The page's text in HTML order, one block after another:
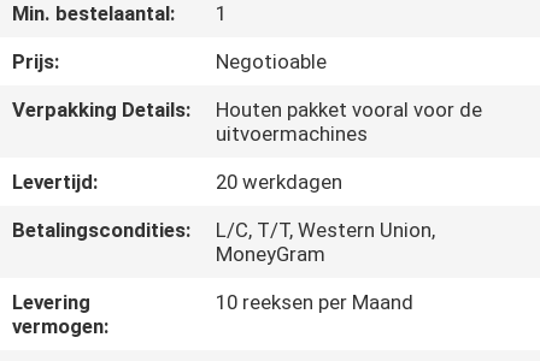
FABRIEKSTOCHT
KWALITEITSCONTROLE
NEEM
CONTACT
ONS
Min. bestelaantal:
1
Prijs:
Negotioable
Verpakking Details:
Houten pakket vooral voor de
uitvoermachines
Levertijd:
20 werkdagen
Betalingscondities:
L/C, T/T, Western Union,
MoneyGram
Levering
vermogen:
10 reeksen per Maand